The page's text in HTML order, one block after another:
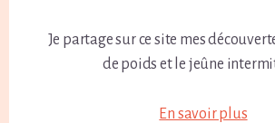
Je partage sur ce site mes
de poids et le jeûne
En savoir plus